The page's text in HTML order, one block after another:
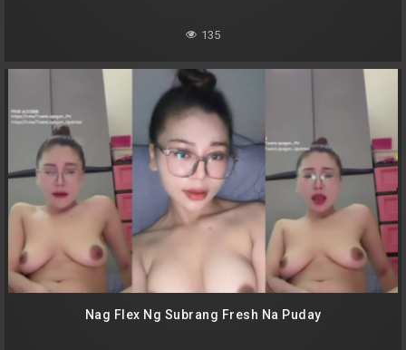
135
Nag Flex Ng Subrang Fresh Na Puday